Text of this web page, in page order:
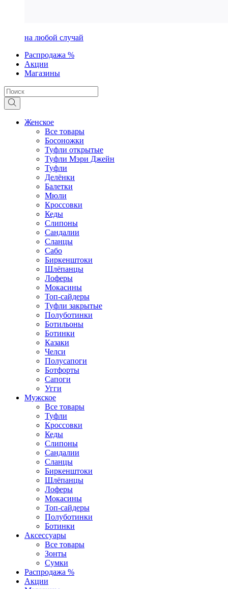
на любой случай
Распродажа %
Акции
Магазины
Женское
Все товары
Босоножки
Туфли открытые
Туфли Мэри Джейн
Туфли
Делёнки
Балетки
Мюли
Кроссовки
Кеды
Слипоны
Сандалии
Сланцы
Сабо
Биркенштоки
Шлёпанцы
Лоферы
Мокасины
Топ-сайдеры
Туфли закрытые
Полуботинки
Ботильоны
Ботинки
Казаки
Челси
Полусапоги
Ботфорты
Сапоги
Угги
Мужское
Все товары
Туфли
Кроссовки
Кеды
Слипоны
Сандалии
Сланцы
Биркенштоки
Шлёпанцы
Лоферы
Мокасины
Топ-сайдеры
Полуботинки
Ботинки
Аксессуары
Все товары
Зонты
Сумки
Распродажа %
Акции